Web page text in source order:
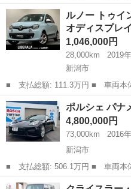
名： スマート ■ 車種名： スマ
ド名： ｍｈｄパッション ガラ
カープレイ ...
新潟 新潟市 その他
ルノー トゥイ
オディスプレ
1,046,000円
28,000km
2019年
新潟市
■ 支払総額: 111.3万円 ■ 車両本体価格： 1,046,000 円 ■ メーカ
ー名： ルノー ■ 車種名： ト
ンス 純正オーディオディスプレ
Ｍ クル...
新潟 新潟市
ポルシェ パナ
4,800,000円
73,000km
2016年
新潟市
■ 支払総額: 506.1万円 ■ 車両本体価格： 4,800,000 円 ■ メーカ
ー名： ポルシェ ■ 車種名：
新潟 新潟市 その他